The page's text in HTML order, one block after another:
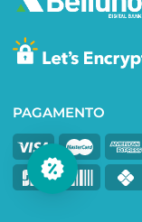
PAGAMENTO